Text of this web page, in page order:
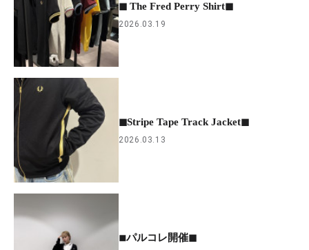
◼︎ The Fred Perry Shirt◼︎
2026.03.19
◼︎Stripe Tape Track Jacket◼︎
2026.03.13
◾︎パルコレ開催◼︎